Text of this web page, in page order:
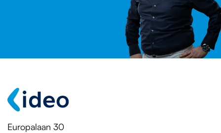
Europalaan 30